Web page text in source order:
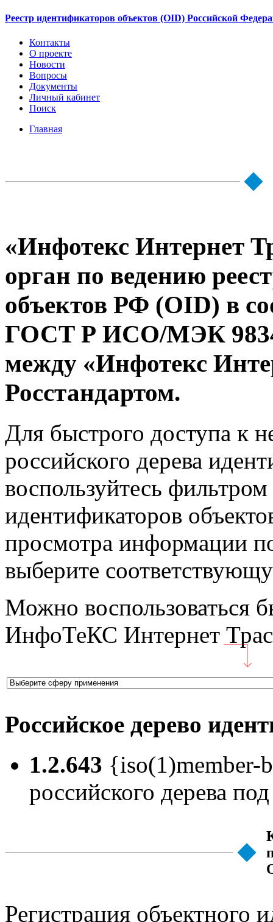
Реестр идентификаторов объектов (OID) Российской
Контакты
О проекте
Новости
Вопросы
Документы
Личный кабинет
Поиск
Главная
«Инфотекс Интернет
орган по ведению
объектов РФ (OID) в
ГОСТ Р ИСО/МЭК
между «Инфотекс
Росстандартом.
Для быстрого доступа к
российского дерева
воспользуйтесь
идентификаторов
просмотра информации
выберите
Можно воспользоваться
ИнфоТеКС Интернет
Российское дерево
1.2.643 {iso(1)member-
российского дерева
Регистрация объектного